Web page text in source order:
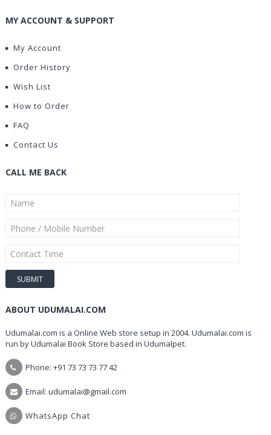
MY ACCOUNT & SUPPORT
My Account
Order History
Wish List
How to Order
FAQ
Contact Us
CALL ME BACK
ABOUT UDUMALAI.COM
Udumalai.com is a Online Web store setup in 2004. Udumalai.com is
run by Udumalai Book Store based in Udumalpet.
Phone: +91 73 73 73 77 42
Email: udumalai@gmail.com
WhatsApp Chat